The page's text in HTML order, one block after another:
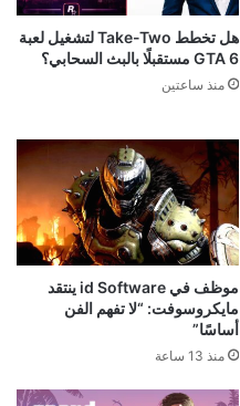
هل تخطط Take-Two لتشغيل لعبة
GTA 6 مستقبلًا بالبث السحابي؟
منذ ساعتين
موظف في id Software ينتقد
مايكروسوفت: “لا تفهم الفن
أساسًا”
منذ 13 ساعة